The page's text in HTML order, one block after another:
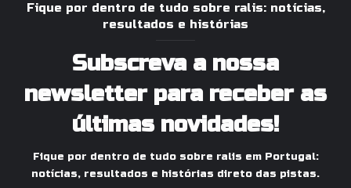
Fique por dentro de tudo sobre ralis: notícias,
resultados e histórias
Subscreva a nossa
newsletter para receber as
últimas novidades!
Fique por dentro de tudo sobre ralis em Portugal:
notícias, resultados e histórias direto das pistas.